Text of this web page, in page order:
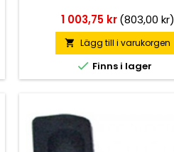
Pris
1 003,75 kr (803,00 kr)
 Lägg till i varukorgen
 Finns i lager